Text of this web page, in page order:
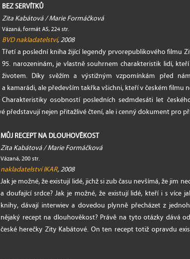
BEZ SERVÍTKŮ
Zita Kabátová / Marie Formáčková
Vázaná, formát A5, 224 str.
BVD nakladatelství, 2008
Třetí a poslední kniha žijící legendy prvorepublikového filmu
95. narozeninám, je vlastně souhrnem charakteristik lidí,
životem. Díky svěžím a výstižným vzpomínkám před
a kamarádi, ale především takřka všichni, kteří v českém filmu
Charakteristiky osobností posledních sedmdesáti let
představují nejen přitažlivé čtení, ale i cenný dokument pro
MŮJ RECEPT NA DLOUHOVĚKOST
Zita Kabátová / Marie Formáčková
Vázaná, 200 str.
nakladatelství IKAR, 2008
Jak je možné, že existují lidé, jichž si zub času nevšímá, že jim
a doufající srdce? Jak je možné, že existují lidé, kteří i s více
knihy, dávají interwiev a dovedou plynně přecházet z
nějaký recept na dlouhověkost? Právě na tyto otázky dává
české herečky Zity Kabátové. On ten recept totiž opravdu